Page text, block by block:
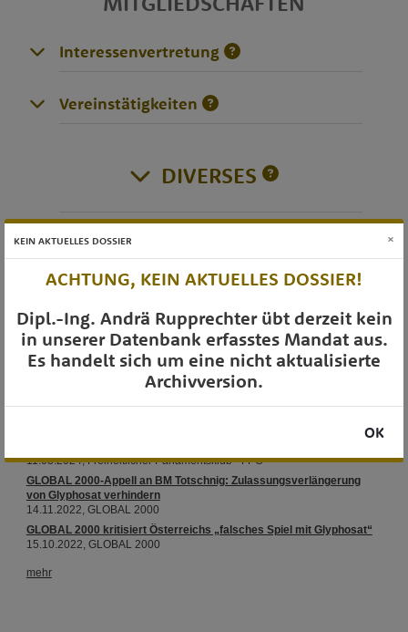
Interessenvertretung
Vereinstätigkeiten
DIVERSES
OTS-AUSSENDUNGEN
KEIN AKTUELLES DOSSIER ×
ACHTUNG, KEIN AKTUELLES DOSSIER!
Dipl.-Ing. Andrä Rupprechter übt derzeit kein
in unserer Datenbank erfasstes Mandat aus.
Es handelt sich um eine nicht aktualisierte
Archivversion.
OK